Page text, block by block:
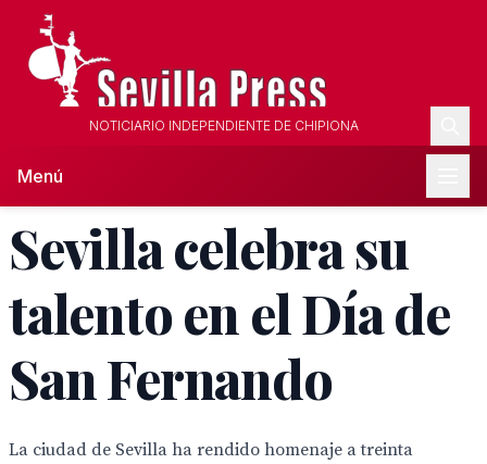
NOTICIARIO INDEPENDIENTE DE CHIPIONA
Menú
Sevilla celebra su
talento en el Día de
San Fernando
La ciudad de Sevilla ha rendido homenaje a treinta